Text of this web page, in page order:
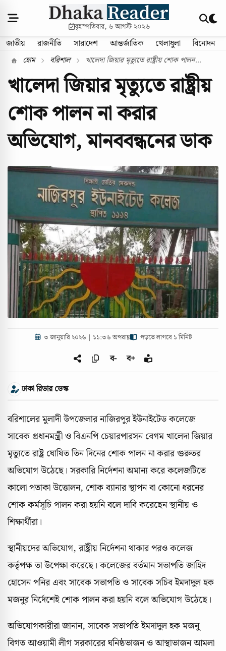
বৃহস্পতিবার, ৬ আগস্ট ২০২৬
জাতীয় রাজনীতি সারাদেশ আন্তর্জাতিক খেলাধুলা বিনোদন
হোম বরিশাল খালেদা জিয়ার মৃত্যুতে রাষ্ট্রীয় শোক পালন...
খালেদা জিয়ার মৃত্যুতে রাষ্ট্রীয়
শোক পালন না করার
অভিযোগ, মানববন্ধনের ডাক
৩ জানুয়ারি ২০২৬ | ১১:৩৬ অপরাহ্ণ পড়তে লাগবে ১ মিনিট
ব- ব+
ঢাকা রিডার ডেস্ক
বরিশালের মুলাদী উপজেলার নাজিরপুর ইউনাইটেড কলেজে
সাবেক প্রধানমন্ত্রী ও বিএনপি চেয়ারপারসন বেগম খালেদা জিয়ার
মৃত্যুতে রাষ্ট্র ঘোষিত তিন দিনের শোক পালন না করার গুরুতর
অভিযোগ উঠেছে। সরকারি নির্দেশনা অমান্য করে কলেজটিতে
কালো পতাকা উত্তোলন, শোক ব্যানার স্থাপন বা কোনো ধরনের
শোক কর্মসূচি পালন করা হয়নি বলে দাবি করেছেন স্থানীয় ও
শিক্ষার্থীরা।
স্থানীয়দের অভিযোগ, রাষ্ট্রীয় নির্দেশনা থাকার পরও কলেজ
কর্তৃপক্ষ তা উপেক্ষা করেছে। কলেজের বর্তমান সভাপতি জাহিদ
হোসেন পনির এবং সাবেক সভাপতি ও সাবেক সচিব ইমদাদুল হক
মজনুর নির্দেশেই শোক পালন করা হয়নি বলে অভিযোগ উঠেছে।
অভিযোগকারীরা জানান, সাবেক সভাপতি ইমদাদুল হক মজনু
বিগত আওয়ামী লীগ সরকারের ঘনিষ্ঠভাজন ও আস্থাভাজন আমলা